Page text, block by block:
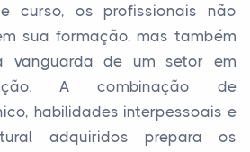
curso, os profissionais não
sua formação, mas também
vanguarda de um setor em
A combinação de
habilidades interpessoais e
adquiridos prepara os